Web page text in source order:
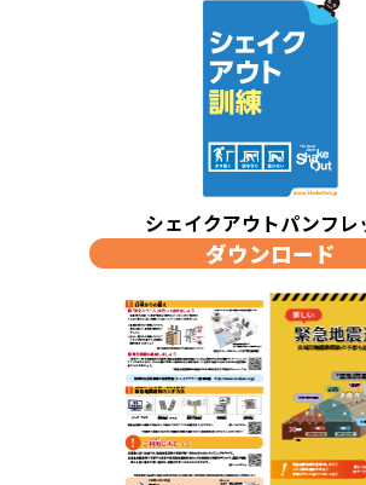
シェイクアウトパンフレ
ダウンロード